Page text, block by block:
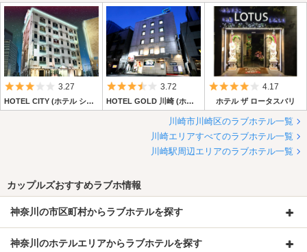
5つ星のうち3
3.27
HOTEL CITY (ホテル シティー)
5つ星のうち3.5
3.72
HOTEL GOLD 川崎 (ホテル ゴールド 川崎)
5つ星のうち4
4.17
ホテル ザ ロータスバリ
川崎市川崎区のラブホテル一覧
川崎エリアすべてのラブホテル一覧
川崎駅周辺エリアのラブホテル一覧
カップルズおすすめラブホ情報
神奈川の市区町村からラブホテルを探す
神奈川のホテルエリアからラブホテルを探す